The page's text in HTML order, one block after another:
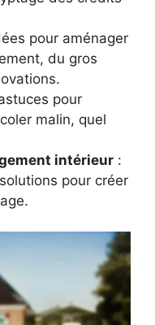
pour aménager
du gros
pour
malin, quel
intérieur :
pour créer